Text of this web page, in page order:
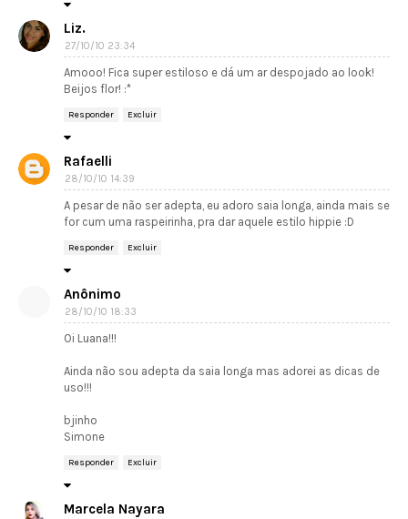
Liz.
27/10/10 23:34
Amooo! Fica super estiloso e dá um ar despojado ao look!
Beijos flor! :*
Responder Excluir
Rafaelli
28/10/10 14:39
A pesar de não ser adepta, eu adoro saia longa, ainda mais se
for cum uma raspeirinha, pra dar aquele estilo hippie :D
Responder Excluir
Anônimo
28/10/10 18:33
Oi Luana!!!
Ainda não sou adepta da saia longa mas adorei as dicas de
uso!!!
bjinho
Simone
Responder Excluir
Marcela Nayara